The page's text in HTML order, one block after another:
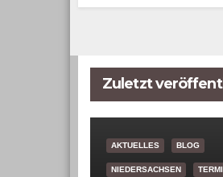
Zuletzt
AKTUELLES BLOG
NIEDERSACHSEN